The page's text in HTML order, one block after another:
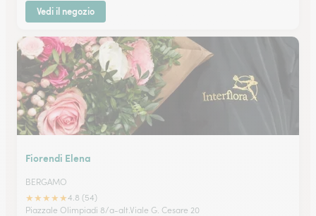
Vedi il negozio
Fiorendi Elena
BERGAMO
★★★★★4.8 (54)
Piazzale Olimpiadi 8/a-alt.Viale G. Cesare 20